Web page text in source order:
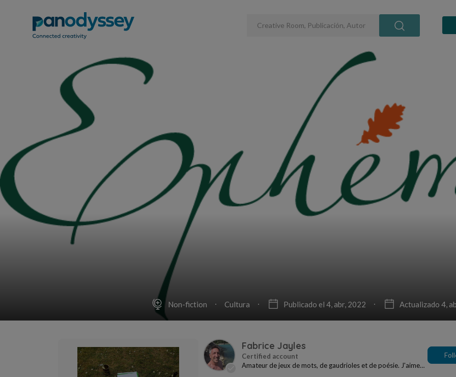
Non-fiction Cultura Publicado el 4, abr, 2022 Actualizado 4,
Fabrice Jayles
Amateur de jeux de mots, de gaudrioles et de poésie. J'aime